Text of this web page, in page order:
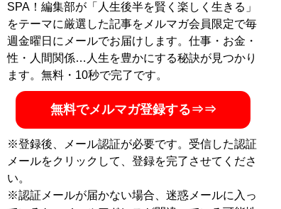
SPA！編集部が「人生後半を賢く楽しく生きる」
をテーマに厳選した記事をメルマガ会員限定で毎
週金曜日にメールでお届けします。仕事・お金・
性・人間関係…人生を豊かにする秘訣が見つかり
ます。無料・10秒で完了です。
無料でメルマガ登録する⇒⇒
※登録後、メール認証が必要です。受信した認証
メールをクリックして、登録を完了させてくださ
い。
※認証メールが届かない場合、迷惑メールに入っ